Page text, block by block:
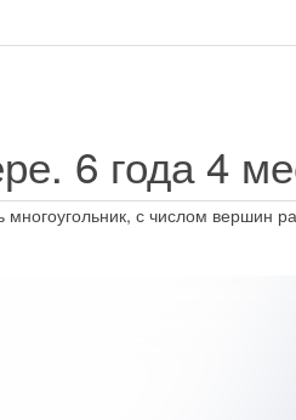
6 года 4
с числом вершин